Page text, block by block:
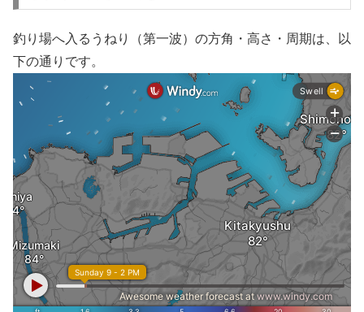
釣り場へ入るうねり（第一波）の方角・高さ・周期は、以
下の通りです。